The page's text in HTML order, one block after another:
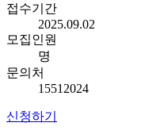
접수기간
2025.09.02
모집인원
명
문의처
15512024
신청하기